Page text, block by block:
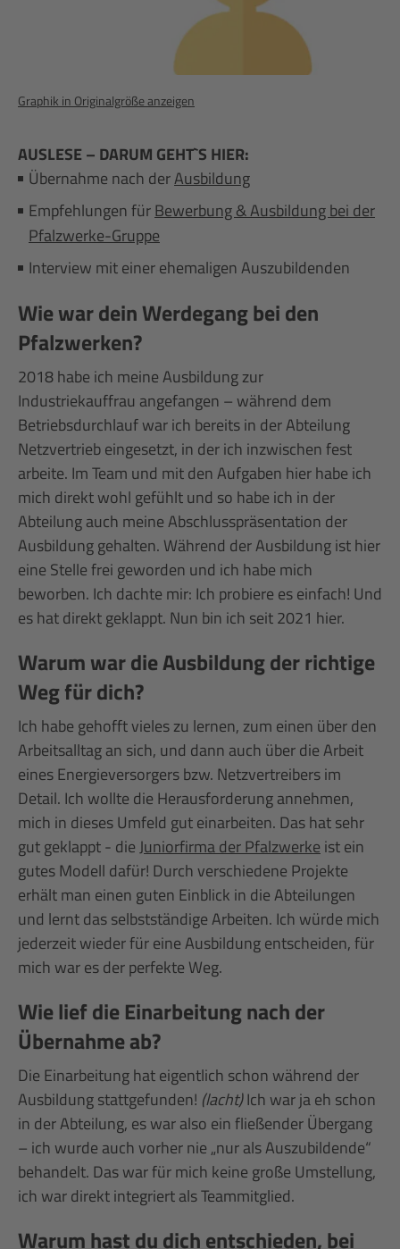
Graphik in Originalgröße anzeigen
AUSLESE – DARUM GEHT`S HIER:
Übernahme nach derAusbildung
Empfehlungen fürBewerbung & Ausbildung bei der
Pfalzwerke-Gruppe
Interview mit einer ehemaligen Auszubildenden
Wie war dein Werdegang bei den
Pfalzwerken?
2018 habe ich meine Ausbildung zur
Industriekauffrau angefangen – während dem
Betriebsdurchlauf war ich bereits in der Abteilung
Netzvertrieb eingesetzt, in der ich inzwischen fest
arbeite. Im Team und mit den Aufgaben hier habe ich
mich direkt wohl gefühlt und so habe ich in der
Abteilung auch meine Abschlusspräsentation der
Ausbildung gehalten. Während der Ausbildung ist hier
eine Stelle frei geworden und ich habe mich
beworben. Ich dachte mir: Ich probiere es einfach! Und
es hat direkt geklappt. Nun bin ich seit 2021 hier.
Warum war die Ausbildung der richtige
Weg für dich?
Ich habe gehofft vieles zu lernen, zum einen über den
Arbeitsalltag an sich, und dann auch über die Arbeit
eines Energieversorgers bzw. Netzvertreibers im
Detail. Ich wollte die Herausforderung annehmen,
mich in dieses Umfeld gut einarbeiten. Das hat sehr
gut geklappt - dieJuniorfirma der Pfalzwerke ist ein
gutes Modell dafür! Durch verschiedene Projekte
erhält man einen guten Einblick in die Abteilungen
und lernt das selbstständige Arbeiten. Ich würde mich
jederzeit wieder für eine Ausbildung entscheiden, für
mich war es der perfekte Weg.
Wie lief die Einarbeitung nach der
Übernahme ab?
Die Einarbeitung hat eigentlich schon während der
Ausbildung stattgefunden! (lacht)Ich war ja eh schon
in der Abteilung, es war also ein fließender Übergang
– ich wurde auch vorher nie „nur als Auszubildende“
behandelt. Das war für mich keine große Umstellung,
ich war direkt integriert als Teammitglied.
Warum hast du dich entschieden, bei